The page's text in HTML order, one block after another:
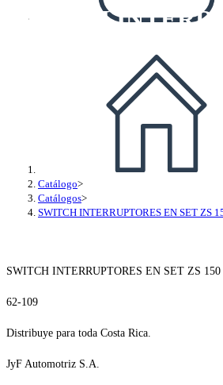
SWITCH
Catálogo>
Catálogos>
SWITCH INTERRUPTORES EN SET ZS
SWITCH INTERRUPTORES EN SET ZS 150
62-109
Distribuye para toda Costa Rica.
JyF Automotriz S.A.